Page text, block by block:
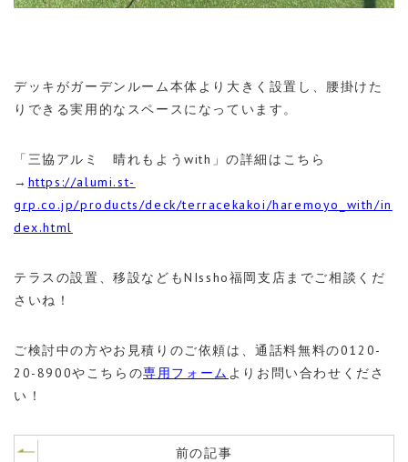
デッキがガーデンルーム本体より大きく設置し、腰掛けた
りできる実用的なスペースになっています。
「三協アルミ 晴れもようwith」の詳細はこちら
→ https://alumi.st-
grp.co.jp/products/deck/terracekakoi/haremoyo_with/in
dex.html
テラスの設置、移設などもNIssho福岡支店までご相談くだ
さいね！
ご検討中の方やお見積りのご依頼は、通話料無料の0120-
20-8900やこちらの専用フォーム よりお問い合わせくださ
い！
前の記事